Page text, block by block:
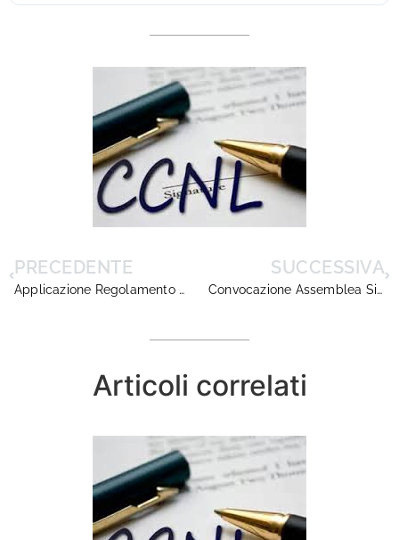
PRECEDENTE
Applicazione Regolamento europeo sulla privacy
SUCCESSIVA
Convocazione Assemblea Sindacale Lazio, 10 maggio 2018
Articoli correlati